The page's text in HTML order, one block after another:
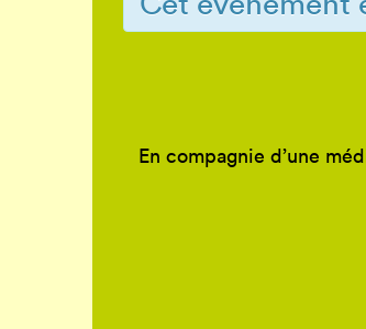
En compagnie d’une